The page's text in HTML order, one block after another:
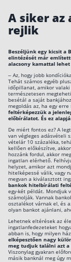
A siker az
rejlik
Beszéljünk egy kicsit a
elintézését már
alacsony kamattal
– Az, hogy jobb
Tehát számos egyéb
időpillanat, amikor
természetesen
besétál a saját
megoldás az, ha egy
feltérképezzük a
előbírálatot. És ez
De miért fontos ez? A
van végleges adásvételi
vételár 10 százaléka,
kellően előkészítve, akkor
hozzánk fordul, akkor
ingatlan elérhető.
helyzet, amikor azt
hitelképessé válik, vagy
megvan a kiválasztott
bankok hitelbírálati
egy-két példát. Mondjuk
számolják. Vannak
osztalékot várnak el, és
olyan bankot ajánlani,
Lehetnek eltérések az
ingatlanfedezeteket
abban is, hogy milyen
elképesztően nagy
meg tudjuk találni azt
Viszonylag gyakran
másik banknál meg úgy